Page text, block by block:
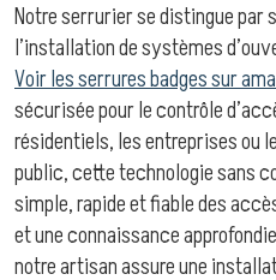
Notre serrurier se distingue par
l’installation de systèmes
Voir les serrures badges sur
sécurisée pour le contrôle
résidentiels, les entreprises ou
public, cette technologie sans
simple, rapide et fiable des
et une connaissance
notre artisan assure une